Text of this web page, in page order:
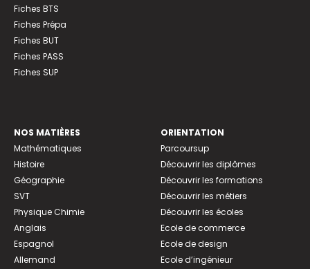
Fiches BTS
Fiches Prépa
Fiches BUT
Fiches PASS
Fiches SUP
NOS MATIÈRES
Mathématiques
Histoire
Géographie
SVT
Physique Chimie
Anglais
Espagnol
Allemand
ORIENTATION
Parcoursup
Découvrir les diplômes
Découvrir les formations
Découvrir les métiers
Découvrir les écoles
Ecole de commerce
Ecole de design
Ecole d’ingénieur